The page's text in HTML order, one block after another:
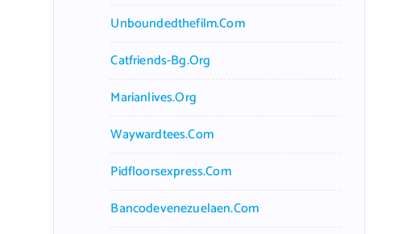
Unboundedthefilm.com
Catfriends-Bg.org
Marianlives.org
Waywardtees.com
Pidfloorsexpress.com
Bancodevenezuelaen.com